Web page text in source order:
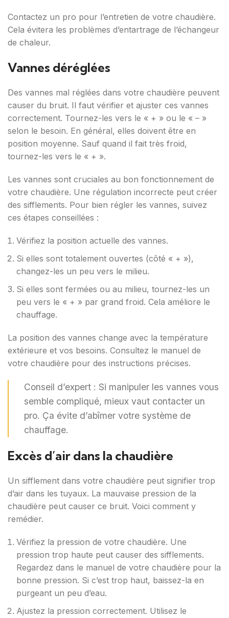
Contactez un pro pour l’entretien de votre chaudière.
Cela évitera les problèmes d’entartrage de l’échangeur
de chaleur.
Vannes déréglées
Des vannes mal réglées dans votre chaudière peuvent
causer du bruit. Il faut vérifier et ajuster ces vannes
correctement. Tournez-les vers le « + » ou le « – »
selon le besoin. En général, elles doivent être en
position moyenne. Sauf quand il fait très froid,
tournez-les vers le « + ».
Les vannes sont cruciales au bon fonctionnement de
votre chaudière. Une régulation incorrecte peut créer
des sifflements. Pour bien régler les vannes, suivez
ces étapes conseillées :
Vérifiez la position actuelle des vannes.
Si elles sont totalement ouvertes (côté « + »),
changez-les un peu vers le milieu.
Si elles sont fermées ou au milieu, tournez-les un
peu vers le « + » par grand froid. Cela améliore le
chauffage.
La position des vannes change avec la température
extérieure et vos besoins. Consultez le manuel de
votre chaudière pour des instructions précises.
Conseil d’expert : Si manipuler les vannes vous
semble compliqué, mieux vaut contacter un
pro. Ça évite d’abîmer votre système de
chauffage.
Excès d’air dans la chaudière
Un sifflement dans votre chaudière peut signifier trop
d’air dans les tuyaux. La mauvaise pression de la
chaudière peut causer ce bruit. Voici comment y
remédier.
Vérifiez la pression de votre chaudière. Une
pression trop haute peut causer des sifflements.
Regardez dans le manuel de votre chaudière pour la
bonne pression. Si c’est trop haut, baissez-la en
purgeant un peu d’eau.
Ajustez la pression correctement. Utilisez le